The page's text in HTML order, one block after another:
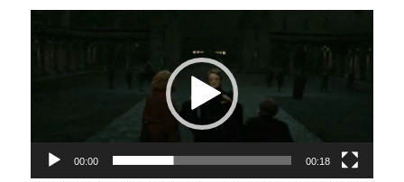
00:00 00:18